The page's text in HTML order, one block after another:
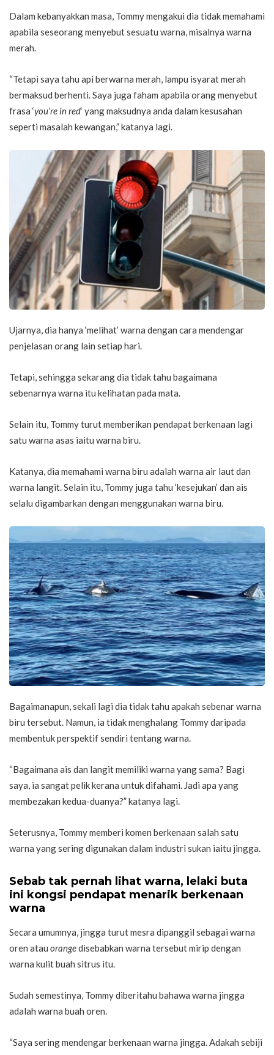
Dalam kebanyakkan masa, Tommy mengakui dia tidak memahami
apabila seseorang menyebut sesuatu warna, misalnya warna
merah.
“Tetapi saya tahu api berwarna merah, lampu isyarat merah
bermaksud berhenti. Saya juga faham apabila orang menyebut
frasa ‘you’re in red‘ yang maksudnya anda dalam kesusahan
seperti masalah kewangan,” katanya lagi.
Ujarnya, dia hanya ‘melihat’ warna dengan cara mendengar
penjelasan orang lain setiap hari.
Tetapi, sehingga sekarang dia tidak tahu bagaimana
sebenarnya warna itu kelihatan pada mata.
Selain itu, Tommy turut memberikan pendapat berkenaan lagi
satu warna asas iaitu warna biru.
Katanya, dia memahami warna biru adalah warna air laut dan
warna langit. Selain itu, Tommy juga tahu ‘kesejukan’ dan ais
selalu digambarkan dengan menggunakan warna biru.
Bagaimanapun, sekali lagi dia tidak tahu apakah sebenar warna
biru tersebut. Namun, ia tidak menghalang Tommy daripada
membentuk perspektif sendiri tentang warna.
“Bagaimana ais dan langit memiliki warna yang sama? Bagi
saya, ia sangat pelik kerana untuk difahami. Jadi apa yang
membezakan kedua-duanya?” katanya lagi.
Seterusnya, Tommy memberi komen berkenaan salah satu
warna yang sering digunakan dalam industri sukan iaitu jingga.
Sebab tak pernah lihat warna, lelaki buta
ini kongsi pendapat menarik berkenaan
warna
Secara umumnya, jingga turut mesra dipanggil sebagai warna
oren atau orangedisebabkan warna tersebut mirip dengan
warna kulit buah sitrus itu.
Sudah semestinya, Tommy diberitahu bahawa warna jingga
adalah warna buah oren.
“Saya sering mendengar berkenaan warna jingga. Adakah sebiji